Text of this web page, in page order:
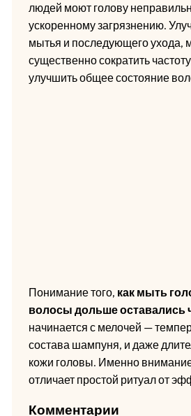
людей моют голову
ускоренному загрязнению.
мытья и последующего ухода,
существенно сократить
улучшить общее состояние
Понимание того, как мыть
волосы дольше оставались
начинается с мелочей —
состава шампуня, и даже
кожи головы. Именно
отличает простой ритуал от
Комментарии